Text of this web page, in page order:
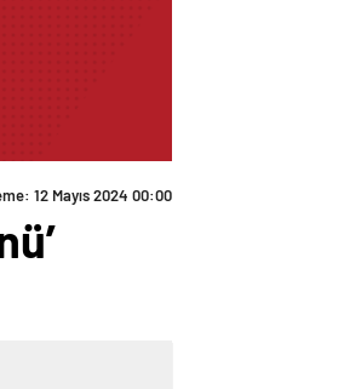
12 Mayıs 2024 00:00